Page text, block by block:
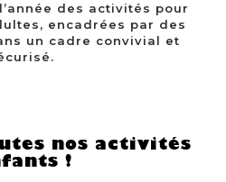
des activités pour
encadrées par des
un cadre convivial et
nos activités
!